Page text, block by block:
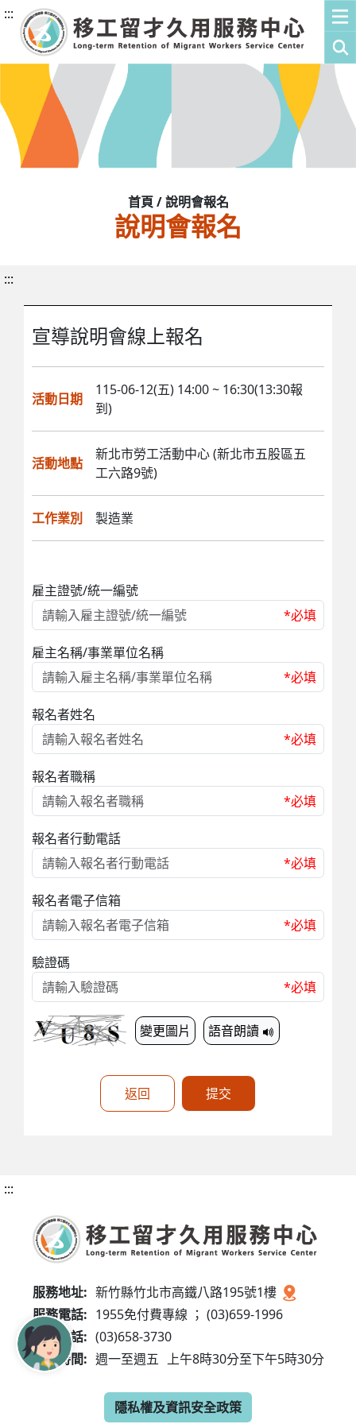
:::
首頁 / 說明會報名
說明會報名
:::
宣導說明會線上報名
活動日期
115-06-12(五) 14:00 ~ 16:30(13:30報
到)
活動地點
新北市勞工活動中心 (新北市五股區五
工六路9號)
工作業別 製造業
雇主證號/統一編號
*必填
雇主名稱/事業單位名稱
*必填
報名者姓名
*必填
報名者職稱
*必填
報名者行動電話
*必填
報名者電子信箱
*必填
驗證碼
*必填
變更圖片 語音朗讀
返回 提交
:::
服務地址: 新竹縣竹北市高鐵八路195號1樓
服務電話: 1955免付費專線 ； (03)659-1996
傳真電話: (03)658-3730
服務時間: 週一至週五 上午8時30分至下午5時30分
隱私權及資訊安全政策